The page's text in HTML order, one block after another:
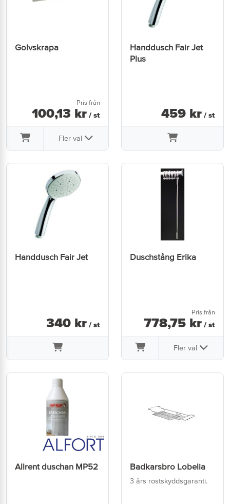
Golvskrapa
Pris från
100,13 kr / st
Fler val
Handdusch Fair Jet
Plus
459 kr / st
Handdusch Fair Jet
340 kr / st
Duschstång Erika
Pris från
778,75 kr / st
Fler val
Allrent duschan MP52 Badkarsbro Lobelia
3 års rostskyddsgaranti.